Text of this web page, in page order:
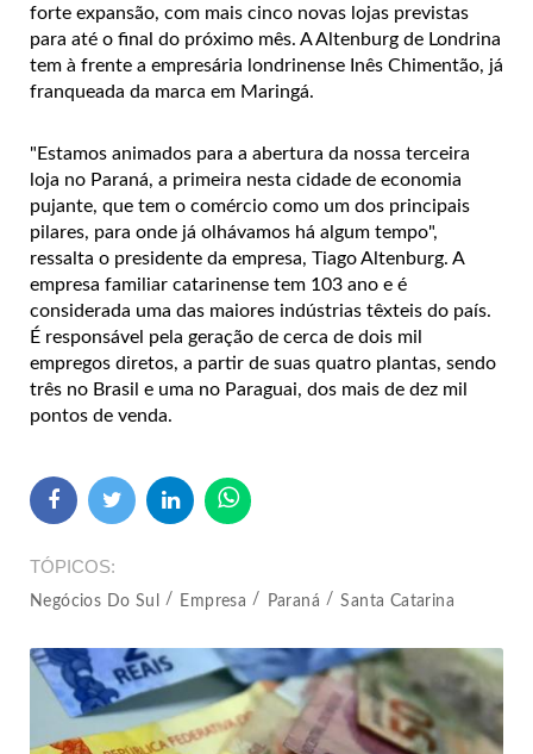
forte expansão, com mais cinco novas lojas previstas
para até o final do próximo mês. A Altenburg de Londrina
tem à frente a empresária londrinense Inês Chimentão, já
franqueada da marca em Maringá.
"Estamos animados para a abertura da nossa terceira
loja no Paraná, a primeira nesta cidade de economia
pujante, que tem o comércio como um dos principais
pilares, para onde já olhávamos há algum tempo",
ressalta o presidente da empresa, Tiago Altenburg. A
empresa familiar catarinense tem 103 ano e é
considerada uma das maiores indústrias têxteis do país.
É responsável pela geração de cerca de dois mil
empregos diretos, a partir de suas quatro plantas, sendo
três no Brasil e uma no Paraguai, dos mais de dez mil
pontos de venda.
TÓPICOS
Negócios Do Sul Empresa Paraná Santa Catarina